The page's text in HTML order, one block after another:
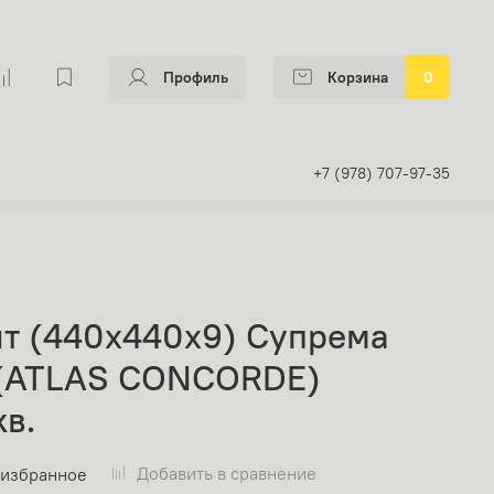
Профиль Корзина 0
+7 (978) 707-97-35
(440х440х9) Супрема
CONCORDE)
Добавить в сравнение